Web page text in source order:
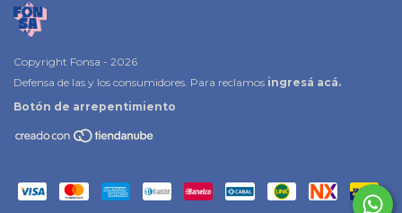
Copyright Fonsa - 2026
Defensa de las y los consumidores. Para reclamos ingresá acá.
Botón de arrepentimiento